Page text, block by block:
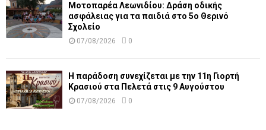
Μοτοπαρέα Λεωνιδίου: Δράση οδικής
ασφάλειας για τα παιδιά στο 5ο Θερινό
Σχολείο
07/08/2026 0
Η παράδοση συνεχίζεται με την 11η Γιορτή
Κρασιού στα Πελετά στις 9 Αυγούστου
07/08/2026 0